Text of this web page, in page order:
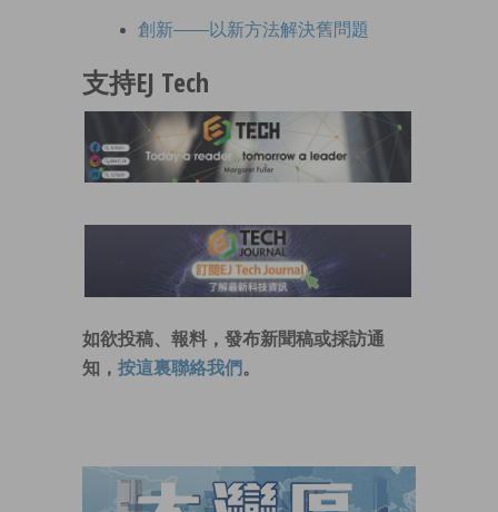
創新——以新方法解決舊問題
支持EJ Tech
如欲投稿、報料，發布新聞稿或採訪通
知， 按這裏聯絡我們 。